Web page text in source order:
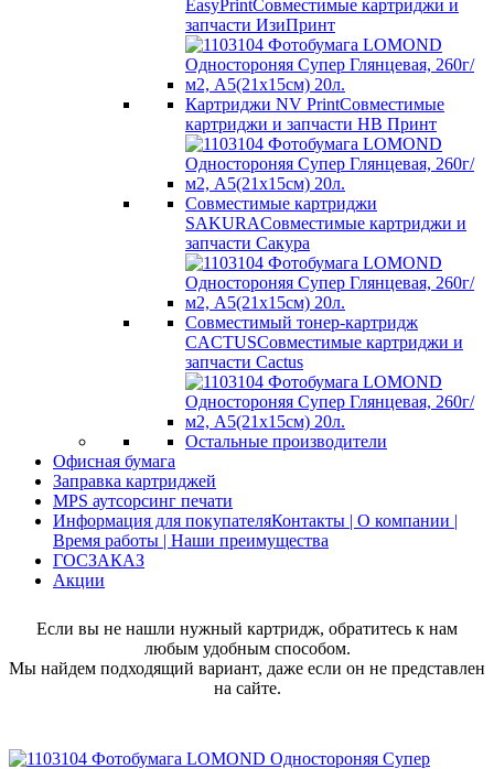
EasyPrintСовместимые картриджи и
запчасти ИзиПринт
Картриджи NV PrintСовместимые
картриджи и запчасти НВ Принт
Совместимые картриджи
SAKURAСовместимые картриджи и
запчасти Сакура
Совместимый тонер-картридж
CACTUSСовместимые картриджи и
запчасти Cactus
Остальные производители
Офисная бумага
Заправка картриджей
MPS аутсорсинг печати
Информация для покупателяКонтакты | О компании |
Время работы | Наши преимущества
ГОСЗАКАЗ
Акции
Если вы не нашли нужный картридж, обратитесь к нам
любым удобным способом.
Мы найдем подходящий вариант, даже если он не представлен
на сайте.